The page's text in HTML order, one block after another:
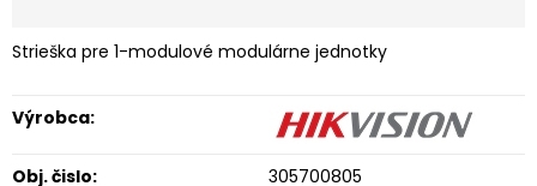
Strieška pre 1-modulové modulárne jednotky
Výrobca:
Obj. čislo:
305700805